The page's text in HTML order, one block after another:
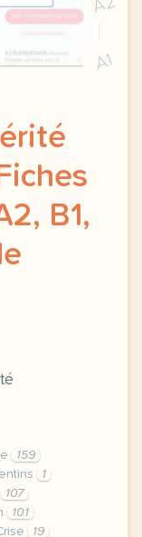
A1
B1,
159
1
107
101
19